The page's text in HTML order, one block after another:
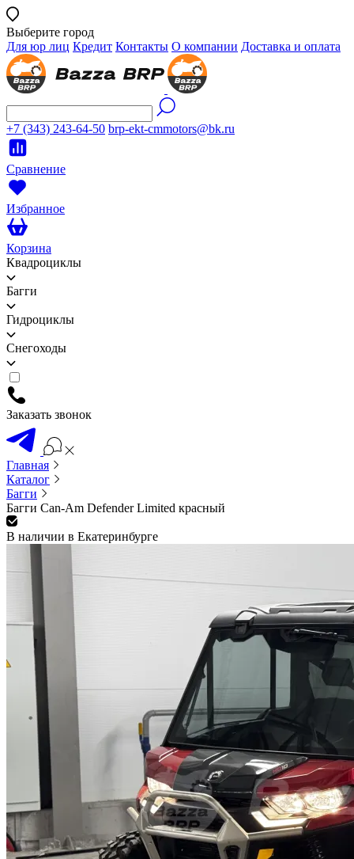
Выберите город
Для юр лиц Кредит Контакты О компании Доставка и оплата
+7 (343) 243-64-50 brp-ekt-cmmotors@bk.ru
Сравнение
Избранное
Корзина
Квадроциклы
Багги
Гидроциклы
Снегоходы
Заказать звонок
Главная
Каталог
Багги
Багги Can-Am Defender Limited красный
В наличии в Екатеринбурге